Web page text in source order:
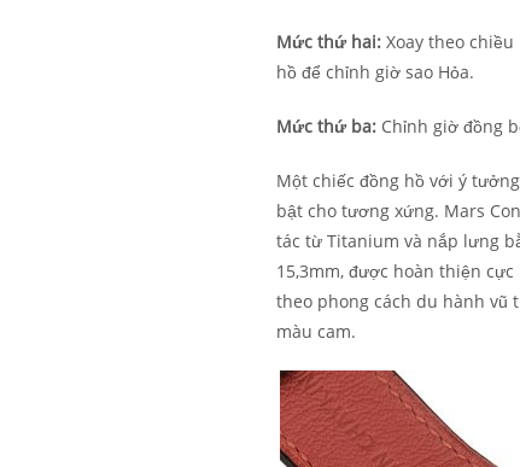
Mức thứ hai: Xoay theo
hồ để chỉnh giờ sao Hỏa.
Mức thứ ba: Chỉnh giờ đồng
Một chiếc đồng hồ với ý
bật cho tương xứng. Mars
tác từ Titanium và nắp lưng
15,3mm, được hoàn thiện
theo phong cách du hành vũ
màu cam.